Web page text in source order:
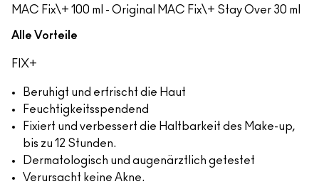
MAC Fix\+ 100 ml - Original MAC Fix\+ Stay Over 30 ml
Alle Vorteile
FIX+
Beruhigt und erfrischt die Haut
Feuchtigkeitsspendend
Fixiert und verbessert die Haltbarkeit des Make-up,
bis zu 12 Stunden.
Dermatologisch und augenärztlich getestet
Verursacht keine Akne.